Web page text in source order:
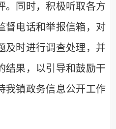
同时，积极听取各方
督电话和举报信箱，对
及时进行调查处理，并
结果 ，以引导和鼓励干
我镇政务信息公开工作